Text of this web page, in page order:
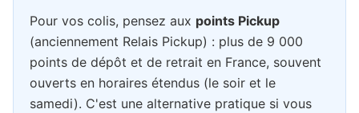
Pour vos colis, pensez aux points Pickup
(anciennement Relais Pickup) : plus de 9 000
points de dépôt et de retrait en France, souvent
ouverts en horaires étendus (le soir et le
samedi). C'est une alternative pratique si vous